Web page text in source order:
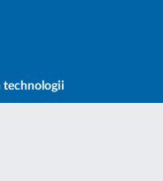
technologii